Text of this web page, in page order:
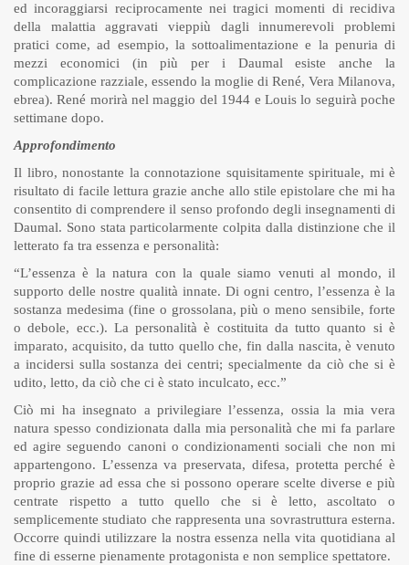
ed incoraggiarsi reciprocamente nei tragici momenti di recidiva
della malattia aggravati vieppiù dagli innumerevoli problemi
pratici come, ad esempio, la sottoalimentazione e la penuria di
mezzi economici (in più per i Daumal esiste anche la
complicazione razziale, essendo la moglie di René, Vera Milanova,
ebrea). René morirà nel maggio del 1944 e Louis lo seguirà poche
settimane dopo.
Approfondimento
Il libro, nonostante la connotazione squisitamente spirituale, mi è
risultato di facile lettura grazie anche allo stile epistolare che mi ha
consentito di comprendere il senso profondo degli insegnamenti di
Daumal. Sono stata particolarmente colpita dalla distinzione che il
letterato fa tra essenza e personalità:
“L’essenza è la natura con la quale siamo venuti al mondo, il
supporto delle nostre qualità innate. Di ogni centro, l’essenza è la
sostanza medesima (fine o grossolana, più o meno sensibile, forte
o debole, ecc.). La personalità è costituita da tutto quanto si è
imparato, acquisito, da tutto quello che, fin dalla nascita, è venuto
a incidersi sulla sostanza dei centri; specialmente da ciò che si è
udito, letto, da ciò che ci è stato inculcato, ecc.”
Ciò mi ha insegnato a privilegiare l’essenza, ossia la mia vera
natura spesso condizionata dalla mia personalità che mi fa parlare
ed agire seguendo canoni o condizionamenti sociali che non mi
appartengono. L’essenza va preservata, difesa, protetta perché è
proprio grazie ad essa che si possono operare scelte diverse e più
centrate rispetto a tutto quello che si è letto, ascoltato o
semplicemente studiato che rappresenta una sovrastruttura esterna.
Occorre quindi utilizzare la nostra essenza nella vita quotidiana al
fine di esserne pienamente protagonista e non semplice spettatore.